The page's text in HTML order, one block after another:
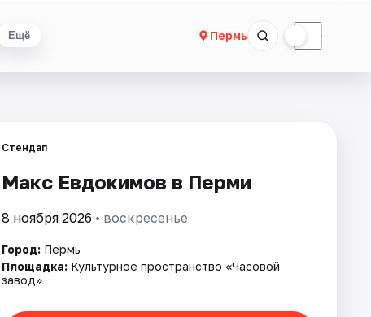
Ещё Пермь ☾
Стендап
Макс Евдокимов в Перми
8 ноября 2026 • воскресенье
Город: Пермь
Площадка: Культурное пространство «Часовой
завод»